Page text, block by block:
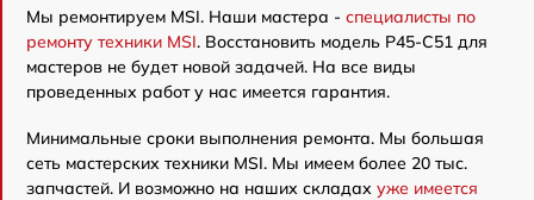
Мы ремонтируем MSI. Наши мастера - специалисты по
ремонту техники MSI. Восстановить модель P45-C51 для
мастеров не будет новой задачей. На все виды
проведенных работ у нас имеется гарантия.
Минимальные сроки выполнения ремонта. Мы большая
сеть мастерских техники MSI. Мы имеем более 20 тыс.
запчастей. И возможно на наших складах уже имеется